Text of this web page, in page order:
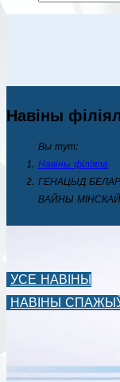
Навіны
Вы тут:
Навіны філіяла
ГЕНАЦЫД
ВАЙНЫ
УСЕ НАВІНЫ
НАВІНЫ